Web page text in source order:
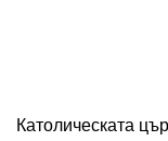
Католическата